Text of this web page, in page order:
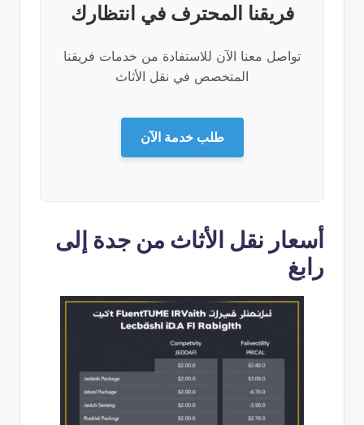
فريقنا المحترف في انتظارك
تواصل معنا الآن للاستفادة من خدمات فريقنا
المتخصص في نقل الأثاث
طلب خدمة الآن
أسعار نقل الأثاث من جدة إلى
رابغ